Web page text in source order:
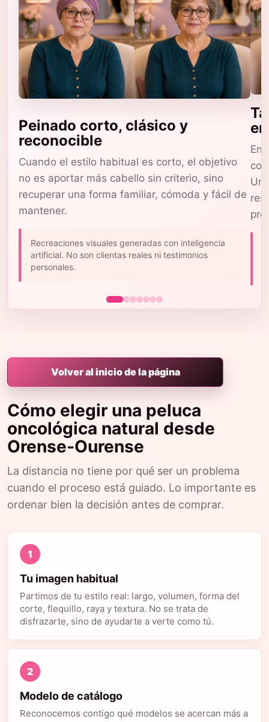
Peinado corto, clásico y
reconocible
Cuando el estilo habitual es corto, el objetivo
no es aportar más cabello sin criterio, sino
recuperar una forma familiar, cómoda y fácil de
mantener.
Recreaciones visuales generadas con inteligencia
artificial. No son clientas reales ni testimonios
personales.
En
Volver al inicio de la página
Cómo elegir una peluca
oncológica natural desde
Orense-Ourense
La distancia no tiene por qué ser un problema
cuando el proceso está guiado. Lo importante es
ordenar bien la decisión antes de comprar.
1
Tu imagen habitual
Partimos de tu estilo real: largo, volumen, forma del
corte, flequillo, raya y textura. No se trata de
disfrazarte, sino de ayudarte a verte como tú.
2
Modelo de catálogo
Reconocemos contigo qué modelos se acercan más a